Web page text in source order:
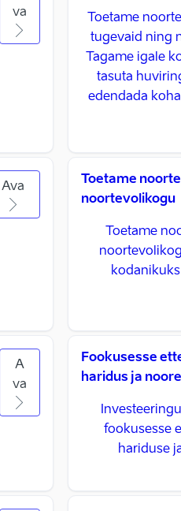
va
Toetame
tugevaid ning
Tagame igale
tasuta
edendada
Ava
Toetame
noortevolikogu
Toetame
A
va
Fookusesse
haridus ja
fookusesse
hariduse